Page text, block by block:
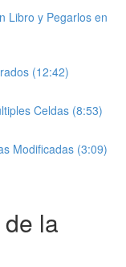
Libro y Pegarlos en
(12:42)
Celdas (8:53)
Modificadas (3:09)
la